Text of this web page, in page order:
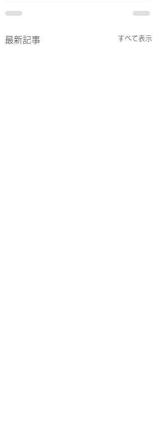
最新記事 すべて表示